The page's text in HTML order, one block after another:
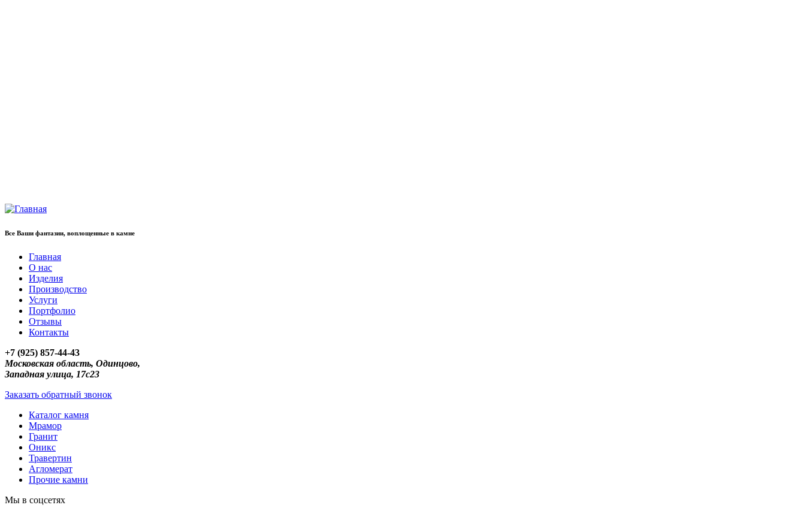
Все Ваши фантазии, воплощенные в камне
Главная
О нас
Изделия
Производство
Услуги
Портфолио
Отзывы
Контакты
+7 (925) 857-44-43
Московская область, Одинцово,
Западная улица, 17с23
Заказать обратный звонок
Каталог камня
Мрамор
Гранит
Оникс
Травертин
Агломерат
Прочие камни
Мы в соцсетях